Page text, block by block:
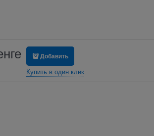
Добавить
Купить в один клик